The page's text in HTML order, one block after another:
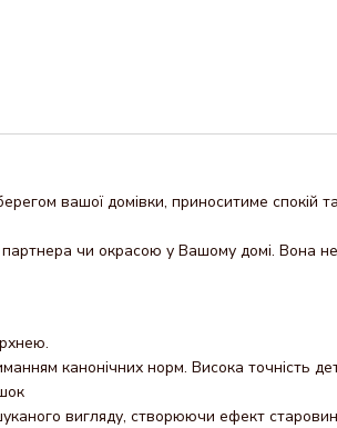
вашої домівки, приноситиме спокій
чи окрасою у Вашому домі. Вона не
канонічних норм. Висока точність
вигляду, створюючи ефект